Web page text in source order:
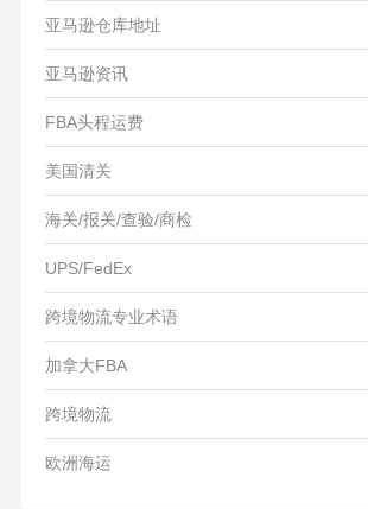
亚马逊仓库地址
亚马逊资讯
FBA头程运费
美国清关
海关/报关/查验/商检
UPS/FedEx
跨境物流专业术语
加拿大FBA
跨境物流
欧洲海运